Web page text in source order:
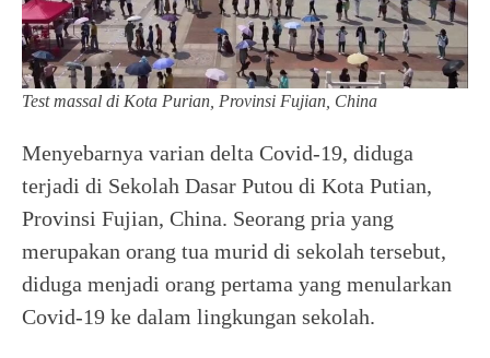
Test massal di Kota Purian, Provinsi Fujian, China
Menyebarnya varian delta Covid-19, diduga
terjadi di Sekolah Dasar Putou di Kota Putian,
Provinsi Fujian, China. Seorang pria yang
merupakan orang tua murid di sekolah tersebut,
diduga menjadi orang pertama yang menularkan
Covid-19 ke dalam lingkungan sekolah.